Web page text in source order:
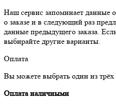
Наш сервис запоминает данные
о заказе и в следующий раз
данные предыдущего заказа.
выбирайте другие варианты.
Оплата
Вы можете выбрать один из трёх
Оплата наличными